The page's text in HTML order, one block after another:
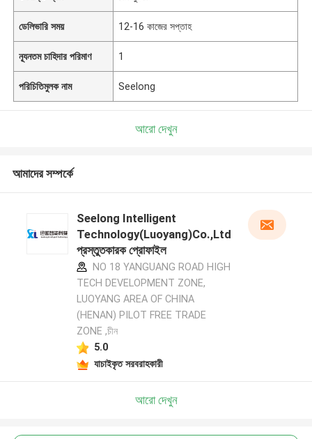
ডেলিভারি সময় 12-16 কাজের সপ্তাহ
ন্যূনতম চাহিদার পরিমাণ 1
পরিচিতিমুলক নাম Seelong
আরো দেখুন
আমাদের সম্পর্কে
Seelong Intelligent
Technology(Luoyang)Co.,Ltd
প্রস্তুতকারক প্রোফাইল
NO 18 YANGUANG ROAD HIGH
TECH DEVELOPMENT ZONE,
LUOYANG AREA OF CHINA
(HENAN) PILOT FREE TRADE
ZONE ,চীন
5.0
যাচাইকৃত সরবরাহকারী
আরো দেখুন